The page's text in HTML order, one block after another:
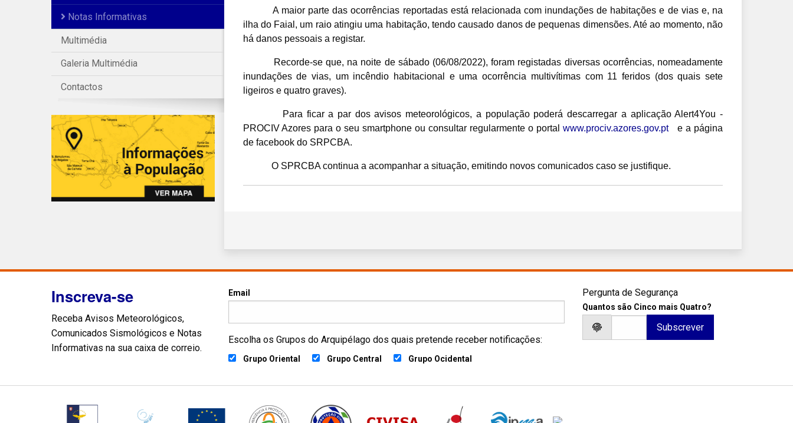
Notas Informativas
Multimédia
Galeria Multimédia
Contactos
A maior parte das ocorrências reportadas está relacionada com inundações de habitações e de vias e, na
ilha do Faial, um raio atingiu uma habitação, tendo causado danos de pequenas dimensões. Até ao momento, não
há danos pessoais a registar.
Recorde-se que, na noite de sábado (06/08/2022), foram registadas diversas ocorrências, nomeadamente
inundações de vias, um incêndio habitacional e uma ocorrência multivítimas com 11 feridos (dos quais sete
ligeiros e quatro graves).
Para ficar a par dos avisos meteorológicos, a população poderá descarregar a aplicação Alert4You -
PROCIV Azores para o seu smartphone ou consultar regularmente o portalwww.prociv.azores.gov.pt
e a página
de facebook do SRPCBA.
O SPRCBA continua a acompanhar a situação, emitindo novos comunicados caso se justifique.
Inscreva-se
Receba Avisos Meteorológicos,
Comunicados Sismológicos e Notas
Informativas na sua caixa de correio.
Email
Escolha os Grupos do Arquipélago dos quais pretende receber notificações:
Grupo Oriental Grupo Central Grupo Ocidental
Pergunta de Segurança
Quantos são Cinco mais Quatro?